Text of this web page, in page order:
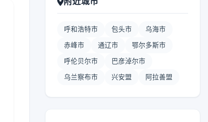
呼和浩特市 包头市 乌海市
赤峰市 通辽市 鄂尔多斯市
呼伦贝尔市 巴彦淖尔市
乌兰察布市 兴安盟 阿拉善盟